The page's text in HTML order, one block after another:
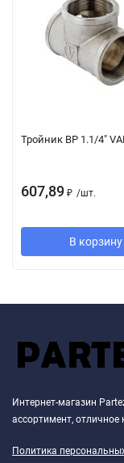
Тройник ВР 1.1/4"
607,89 ₽ /шт.
В корзину
Интернет-магазин
ассортимент, отличное
Политика